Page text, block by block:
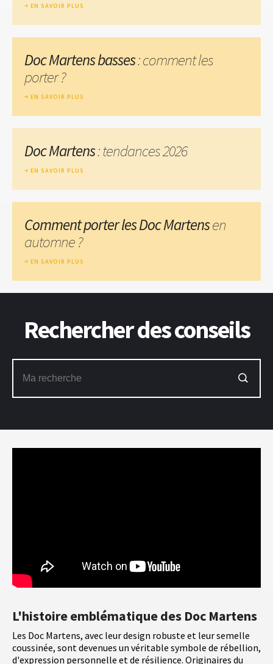
L'histoire emblématique des Doc Martens
Les Doc Martens, avec leur design robuste et leur semelle
coussinée, sont devenues un véritable symbole de rébellion,
d'expression personnelle et de résilience. Originaires du
EN SAVOIR PLUS
Doc Martens basses: comment les
porter ?
EN SAVOIR PLUS
Doc Martens: tendances 2026
EN SAVOIR PLUS
Comment porter les Doc Martensen
automne ?
EN SAVOIR PLUS
Rechercher des conseils